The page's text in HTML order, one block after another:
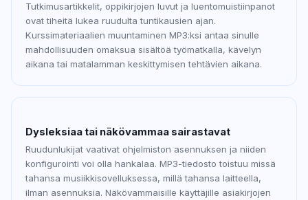
Tutkimusartikkelit, oppikirjojen luvut ja luentomuistiinpanot
ovat tiheitä lukea ruudulta tuntikausien ajan.
Kurssimateriaalien muuntaminen MP3:ksi antaa sinulle
mahdollisuuden omaksua sisältöä työmatkalla, kävelyn
aikana tai matalamman keskittymisen tehtävien aikana.
Dysleksiaa tai näkövammaa sairastavat
Ruudunlukijat vaativat ohjelmiston asennuksen ja niiden
konfigurointi voi olla hankalaa. MP3-tiedosto toistuu missä
tahansa musiikkisovelluksessa, millä tahansa laitteella,
ilman asennuksia. Näkövammaisille käyttäjille asiakirjojen